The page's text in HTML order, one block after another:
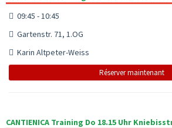
09:45 - 10:45
Gartenstr. 71, 1.OG
Karin Altpeter-Weiss
Réserver maintenant
CANTIENICA Training Do 18.15 Uhr